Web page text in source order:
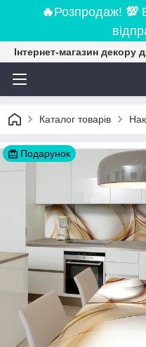
🔥Розпродаж! 💯
Інтернет-магазин декору
Каталог товарів
Подарунок